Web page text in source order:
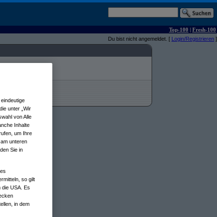
Top-100 | Fresh-100
Du bist nicht angemeldet. [ Login/Registrieren ]
unter „Wir
von Alle
Inhalte
um Ihre
unteren
Sie in
so gilt
die USA. Es
in dem